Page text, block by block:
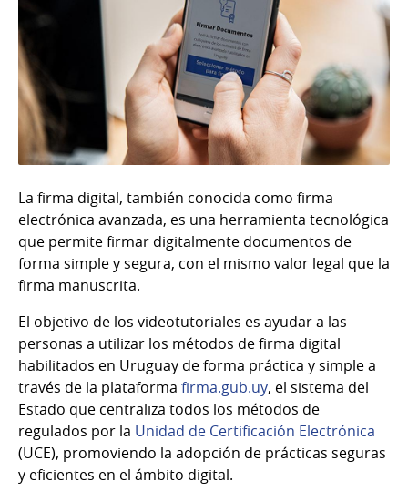
La firma digital, también conocida como firma
electrónica avanzada, es una herramienta tecnológica
que permite firmar digitalmente documentos de
forma simple y segura, con el mismo valor legal que la
firma manuscrita.
El objetivo de los videotutoriales es ayudar a las
personas a utilizar los métodos de firma digital
habilitados en Uruguay de forma práctica y simple a
través de la plataforma firma.gub.uy, el sistema del
Estado que centraliza todos los métodos de
regulados por la Unidad de Certificación Electrónica
(UCE), promoviendo la adopción de prácticas seguras
y eficientes en el ámbito digital.